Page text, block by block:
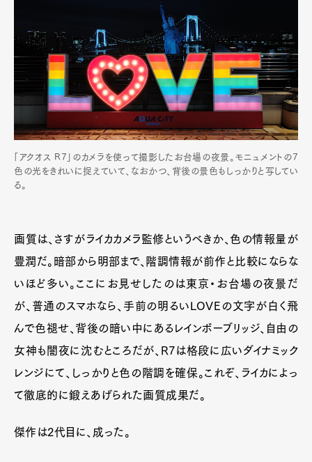
「アクオス R7」のカメラを使って撮影したお台場の夜景。モニュメントの7
色の光をきれいに捉えていて、なおかつ、背後の景色もしっかりと写してい
る。
画質は、さすがライカカメラ監修というべきか、色の情報量が
豊潤だ。暗部から明部まで、階調情報が前作と比較にならな
いほど多い。ここにお見せしたのは東京・お台場の夜景だ
が、普通のスマホなら、手前の明るいLOVEの文字が白く飛
んで色褪せ、背後の暗い中にあるレインボーブリッジ、自由の
女神も闇夜に沈むところだが、R7は格段に広いダイナミック
レンジにて、しっかりと色の階調を確保。これぞ、ライカによっ
て徹底的に鍛えあげられた画質成果だ。
傑作は2代目に、成った。